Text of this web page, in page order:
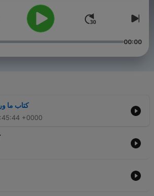
والسياسية إضافة إلى الحكايات والمسرحيات
00:00
كتاب ما
+0000